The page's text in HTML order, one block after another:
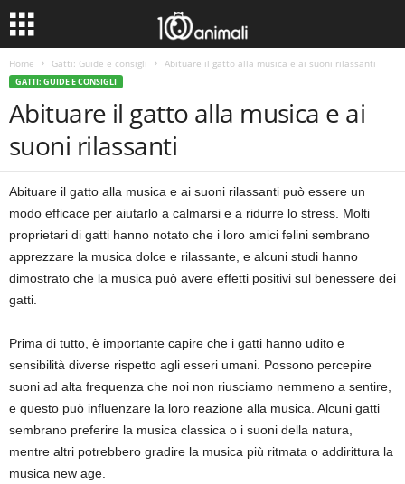
Home Gatti: Guide e consigli Abituare il gatto alla musica e ai suoni rilassanti
GATTI: GUIDE E CONSIGLI
Abituare il gatto alla musica e ai
suoni rilassanti
Abituare il gatto alla musica e ai suoni rilassanti può essere un
modo efficace per aiutarlo a calmarsi e a ridurre lo stress. Molti
proprietari di gatti hanno notato che i loro amici felini sembrano
apprezzare la musica dolce e rilassante, e alcuni studi hanno
dimostrato che la musica può avere effetti positivi sul benessere dei
gatti.
Prima di tutto, è importante capire che i gatti hanno udito e
sensibilità diverse rispetto agli esseri umani. Possono percepire
suoni ad alta frequenza che noi non riusciamo nemmeno a sentire,
e questo può influenzare la loro reazione alla musica. Alcuni gatti
sembrano preferire la musica classica o i suoni della natura,
mentre altri potrebbero gradire la musica più ritmata o addirittura la
musica new age.